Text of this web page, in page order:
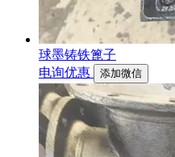
球墨铸铁篦子
电询优惠
添加微信